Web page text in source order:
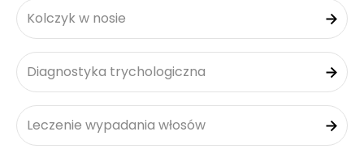
Kolczyk w nosie
Diagnostyka trychologiczna
Leczenie wypadania włosów